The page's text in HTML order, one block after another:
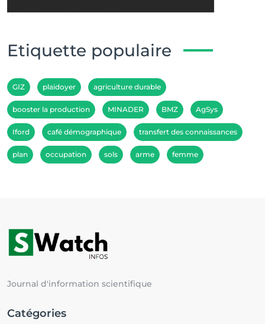
Etiquette populaire
GIZ plaidoyer agriculture durable
booster la production MINADER BMZ AgSys
Iford café démographique transfert des connaissances
plan occupation sols arme femme
Journal d'information scientifique
Catégories